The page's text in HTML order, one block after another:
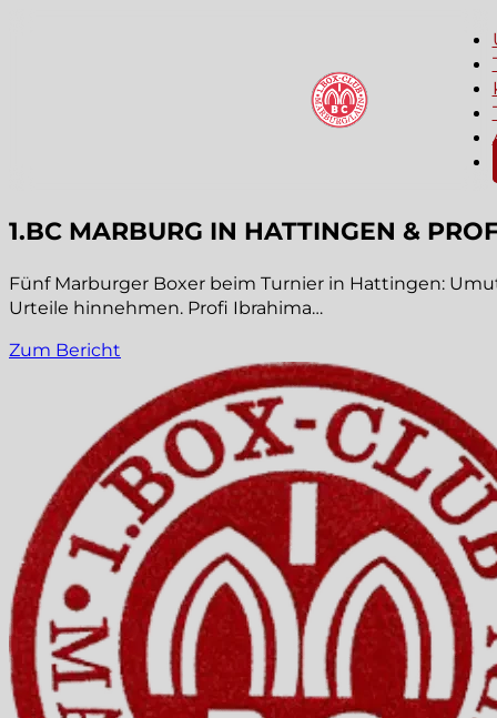
1.BC MARBURG IN HATTINGEN &
Fünf Marburger Boxer beim Turnier in Hattingen:
Urteile hinnehmen. Profi Ibrahima…
Zum Bericht